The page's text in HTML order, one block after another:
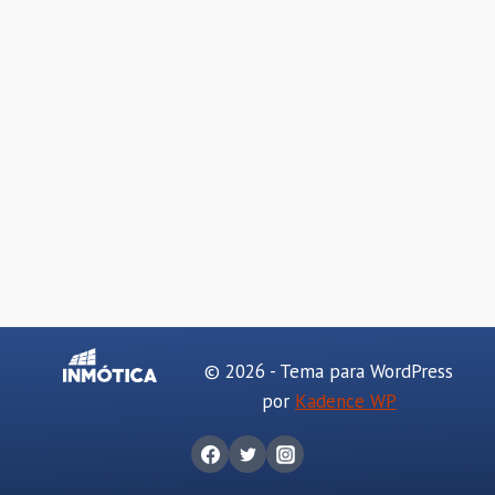
© 2026 - Tema para WordPress
por Kadence WP